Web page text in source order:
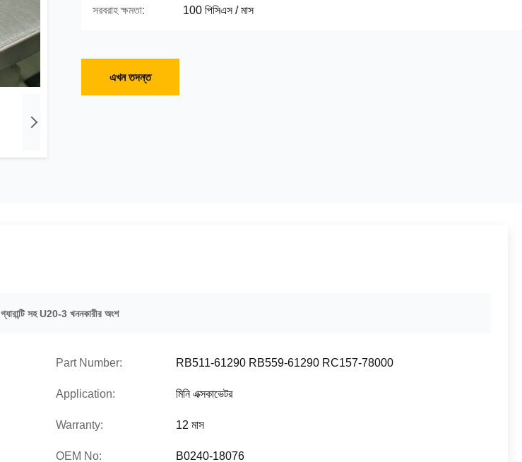
সরবরাহ ক্ষমতা: 100 পিসিএস / মাস
এখন তদন্ত
গ্যারান্টি সহ U20-3 খননকারীর অংশ
Part Number: RB511-61290 RB559-61290 RC157-78000
Application: মিনি এক্সকাভেটর
Warranty: 12 মাস
OEM No: B0240-18076